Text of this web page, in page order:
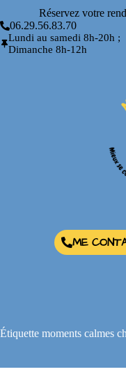
Réservez votre
06.29.56.83.70
Lundi au samedi 8h-20h ;
Dimanche 8h-12h
ME
Étiquette moments calmes